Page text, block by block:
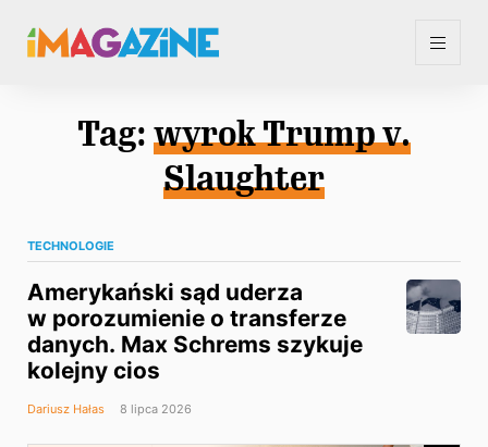
Tag: wyrok Trump v.
Slaughter
TECHNOLOGIE
Amerykański sąd uderza
w porozumienie o transferze
danych. Max Schrems szykuje
kolejny cios
Dariusz Hałas 8 lipca 2026